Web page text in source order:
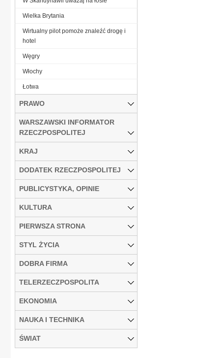
Wielka Brytania
Wirtualny pilot pomoże znaleźć drogę i
hotel
Węgry
Włochy
Łotwa
PRAWO
WARSZAWSKI INFORMATOR
RZECZPOSPOLITEJ
KRAJ
DODATEK RZECZPOSPOLITEJ
PUBLICYSTYKA, OPINIE
KULTURA
PIERWSZA STRONA
STYL ŻYCIA
DOBRA FIRMA
TELERZECZPOSPOLITA
EKONOMIA
NAUKA I TECHNIKA
ŚWIAT